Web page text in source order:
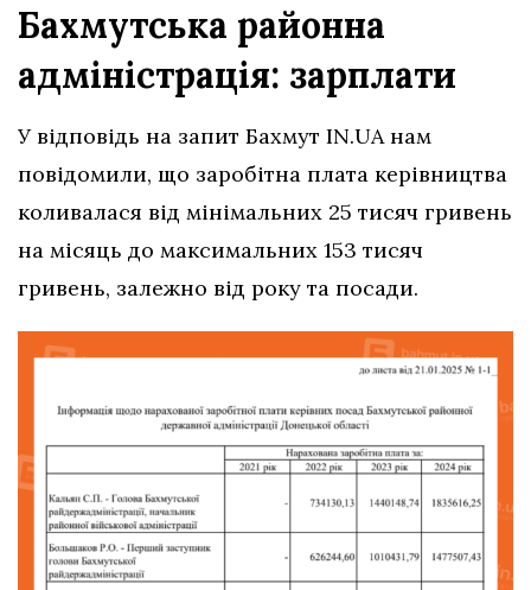
Бахмутська районна
адміністрація: зарплати
У відповідь на запит Бахмут IN.UA нам
повідомили, що заробітна плата керівництва
коливалася від мінімальних 25 тисяч гривень
на місяць до максимальних 153 тисяч
гривень, залежно від року та посади.